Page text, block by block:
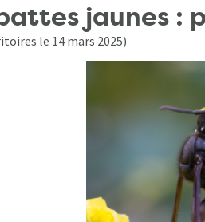
jaunes
le 14 mars 2025)